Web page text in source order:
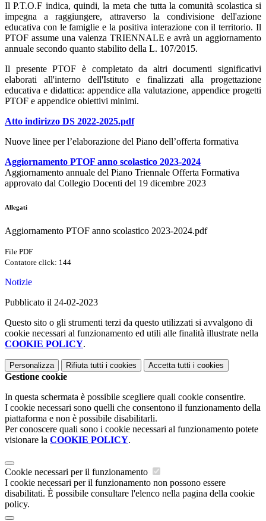
Il P.T.O.F indica, quindi, la meta che tutta la comunità scolastica si
impegna a raggiungere, attraverso la condivisione dell'azione
educativa con le famiglie e la positiva interazione con il territorio. Il
PTOF assume una valenza TRIENNALE e avrà un aggiornamento
annuale secondo quanto stabilito della L. 107/2015.
Il presente PTOF è completato da altri documenti significativi
elaborati all'interno dell'Istituto e finalizzati alla progettazione
educativa e didattica: appendice alla valutazione, appendice progetti
PTOF e appendice obiettivi minimi.
Atto indirizzo DS 2022-2025.pdf
Nuove linee per l’elaborazione del Piano dell’offerta formativa
Aggiornamento PTOF anno scolastico 2023-2024
Aggiornamento annuale del Piano Triennale Offerta Formativa
approvato dal Collegio Docenti del 19 dicembre 2023
Allegati
Aggiornamento PTOF anno scolastico 2023-2024.pdf
File PDF
Contatore click: 144
Notizie
Pubblicato il 24-02-2023
Questo sito o gli strumenti terzi da questo utilizzati si avvalgono di
cookie necessari al funzionamento ed utili alle finalità illustrate nella
COOKIE POLICY.
Personalizza Rifiuta tutti i cookies Accetta tutti i cookies
Gestione cookie
In questa schermata è possibile scegliere quali cookie consentire.
I cookie necessari sono quelli che consentono il funzionamento della
piattaforma e non è possibile disabilitarli.
Per conoscere quali sono i cookie necessari al funzionamento potete
visionare la COOKIE POLICY.
Cookie necessari per il funzionamento
I cookie necessari per il funzionamento non possono essere
disabilitati. È possibile consultare l'elenco nella pagina della cookie
policy.